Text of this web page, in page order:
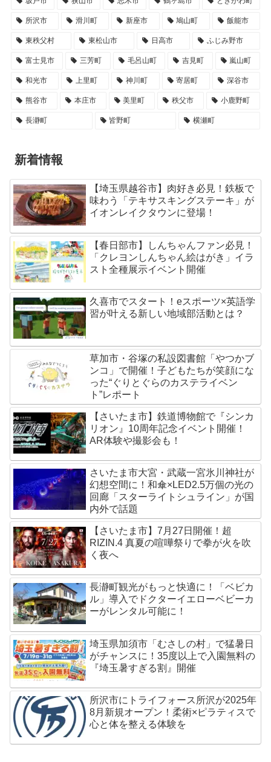
所沢市 滑川町 新座市 鳩山町 飯能市
東秩父村 東松山市 日高市 ふじみ野市
富士見市 三芳町 毛呂山町 吉見町 嵐山町
和光市 上里町 神川町 寄居町 深谷市
熊谷市 本庄市 美里町 秩父市 小鹿野町
長瀞町 皆野町 横瀬町
新着情報
【埼玉県越谷市】肉好き必見！鉄板で
味わう「テキサスキングステーキ」が
イオンレイクタウンに登場！
【春日部市】しんちゃんファン必見！
「クレヨンしんちゃん絵はがき」イラ
スト全種展示イベント開催
久喜市でスタート！eスポーツ×英語学
習が叶える新しい地域部活動とは？
草加市・谷塚の私設図書館「やつかブ
ンコ」で開催！子どもたちが笑顔にな
った“ぐりとぐらのカステライベン
ト”レポート
【さいたま市】鉄道博物館で『シンカ
リオン』10周年記念イベント開催！
AR体験や撮影会も！
さいたま市大宮・武蔵一宮氷川神社が
幻想空間に！和傘×LED2.5万個の光の
回廊「スターライトシュライン」が国
内外で話題
【さいたま市】7月27日開催！超
RIZIN.4 真夏の喧嘩祭りで拳が火を吹
く夜へ
長瀞町観光がもっと快適に！「ベビカ
ル」導入でドクターイエローベビーカ
ーがレンタル可能に！
埼玉県加須市「むさしの村」で猛暑日
がチャンスに！35度以上で入園無料の
『埼玉暑すぎる割』開催
所沢市にトライフォース所沢が2025年
8月新規オープン！柔術×ピラティスで
心と体を整える体験を